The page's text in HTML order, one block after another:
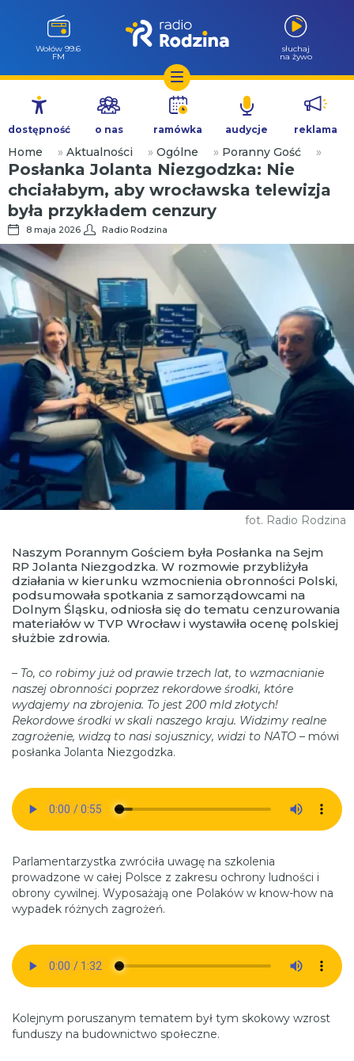
Przejdź
treści
Wołów 99.6
FM
słuchaj
na żywo
dostępność o nas ramówka audycje reklama
Home » Aktualności » Ogólne » Poranny Gość »
Posłanka Jolanta Niezgodzka: Nie
chciałabym, aby wrocławska telewizja
była przykładem cenzury
8 maja 2026 Radio Rodzina
fot. Radio Rodzina
Naszym Porannym Gościem była Posłanka na Sejm
RP Jolanta Niezgodzka. W rozmowie przybliżyła
działania w kierunku wzmocnienia obronności Polski,
podsumowała spotkania z samorządowcami na
Dolnym Śląsku, odniosła się do tematu cenzurowania
materiałów w TVP Wrocław i wystawiła ocenę polskiej
służbie zdrowia.
– To, co robimy już od prawie trzech lat, to wzmacnianie
naszej obronności poprzez rekordowe środki, które
wydajemy na zbrojenia. To jest 200 mld złotych!
Rekordowe środki w skali naszego kraju. Widzimy realne
zagrożenie, widzą to nasi sojusznicy, widzi to NATO – mówi
posłanka Jolanta Niezgodzka.
Parlamentarzystka zwróciła uwagę na szkolenia
prowadzone w całej Polsce z zakresu ochrony ludności i
obrony cywilnej. Wyposażają one Polaków w know-how na
wypadek różnych zagrożeń.
Kolejnym poruszanym tematem był tym skokowy wzrost
funduszy na budownictwo społeczne.